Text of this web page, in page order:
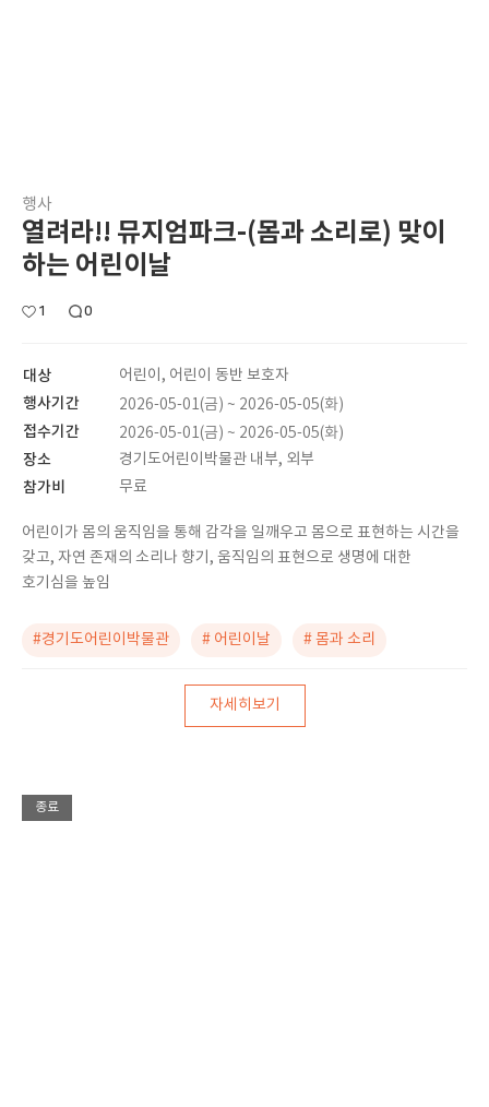
행사
열려라!! 뮤지엄파크-(몸과 소리로) 맞이
하는 어린이날
1 0
대상 어린이, 어린이 동반 보호자
행사기간 2026-05-01(금) ~ 2026-05-05(화)
접수기간 2026-05-01(금) ~ 2026-05-05(화)
장소 경기도어린이박물관 내부, 외부
참가비 무료
어린이가 몸의 움직임을 통해 감각을 일깨우고 몸으로 표현하는 시간을
갖고, 자연 존재의 소리나 향기, 움직임의 표현으로 생명에 대한
호기심을 높임
#경기도어린이박물관 # 어린이날 # 몸과 소리
자세히보기
종료